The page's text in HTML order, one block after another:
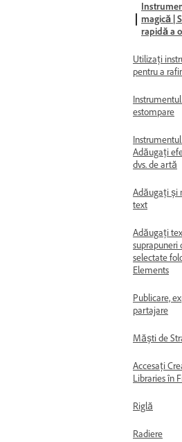
magică |
rapidă a
Utilizați
pentru a
estompare
Instrumentul
Adăugați
dvs. de artă
Adăugați și
text
Adăugați
suprapuneri
selectate
Elements
Publicare,
partajare
Măști de
Accesați
Libraries în
Riglă
Radiere